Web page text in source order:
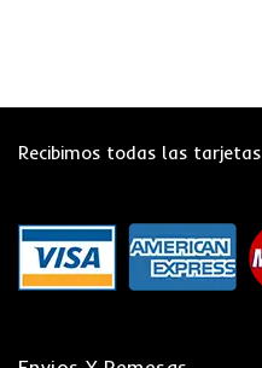
Recibimos todas las tarjetas